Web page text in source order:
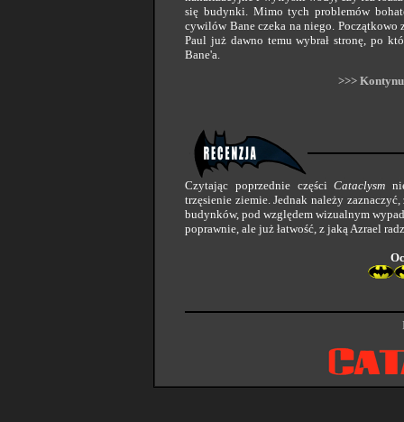
się budynki. Mimo tych problemów
cywilów Bane czeka na niego. Początkowo
Paul już dawno temu wybrał stronę, po
Bane'a.
>>>
Czytając poprzednie częściCataclysm
trzęsienie ziemie. Jednak należy
budynków, pod względem wizualnym
poprawnie, ale już łatwość, z jaką Azrael